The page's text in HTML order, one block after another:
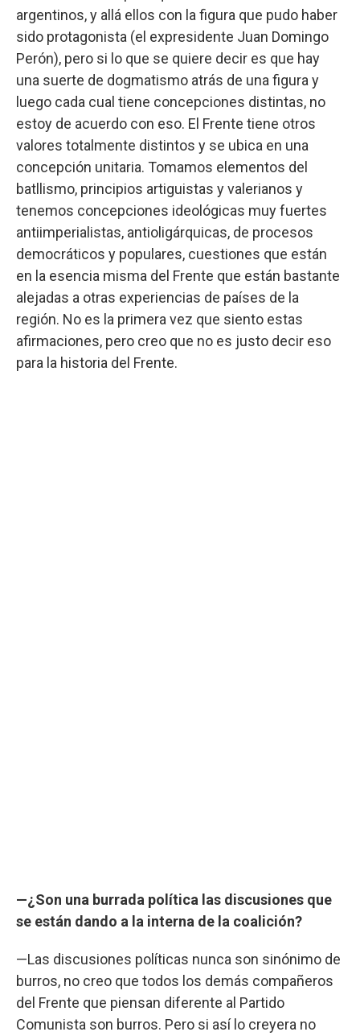
argentinos, y allá ellos con la figura que pudo haber
sido protagonista (el expresidente Juan Domingo
Perón), pero si lo que se quiere decir es que hay
una suerte de dogmatismo atrás de una figura y
luego cada cual tiene concepciones distintas, no
estoy de acuerdo con eso. El Frente tiene otros
valores totalmente distintos y se ubica en una
concepción unitaria. Tomamos elementos del
batllismo, principios artiguistas y valerianos y
tenemos concepciones ideológicas muy fuertes
antiimperialistas, antioligárquicas, de procesos
democráticos y populares, cuestiones que están
en la esencia misma del Frente que están bastante
alejadas a otras experiencias de países de la
región. No es la primera vez que siento estas
afirmaciones, pero creo que no es justo decir eso
para la historia del Frente.
—¿Son una burrada política las discusiones que
se están dando a la interna de la coalición?
—Las discusiones políticas nunca son sinónimo de
burros, no creo que todos los demás compañeros
del Frente que piensan diferente al Partido
Comunista son burros. Pero si así lo creyera no